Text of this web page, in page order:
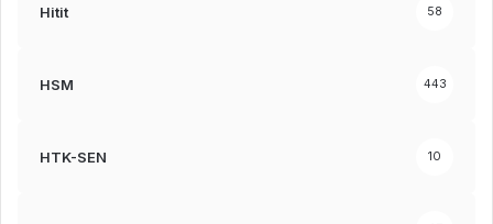
Hitit 58
HSM 443
HTK-SEN 10